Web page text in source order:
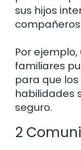
sus hijos
Por
familiares
para que
habilidades
seguro.
2